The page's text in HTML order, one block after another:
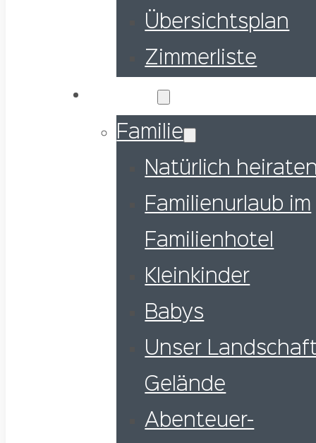
Übersichtsplan
Zimmerliste
Familie
Natürlich
Familienurlaub im
Familienhotel
Kleinkinder
Babys
Unser
Gelände
Abenteuer-